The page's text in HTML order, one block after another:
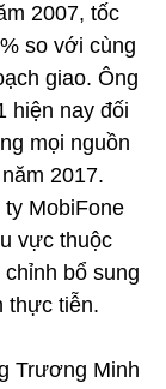
2007, tốc
so với cùng
giao. Ông
hiện nay đối
mọi nguồn
2017.
MobiFone
vực thuộc
bổ sung
thực tiễn.
Trương Minh